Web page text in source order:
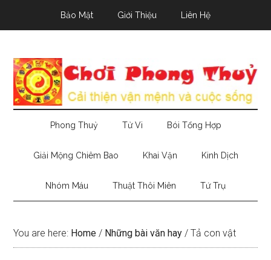
Bảo Mật Giới Thiệu Liên Hệ
Phong Thuỷ Tử Vi Bói Tổng Hợp
Giải Mộng Chiêm Bao Khai Vận Kinh Dịch
Nhóm Máu Thuật Thôi Miên Tứ Trụ
You are here: Home / Những bài văn hay / Tả con vật